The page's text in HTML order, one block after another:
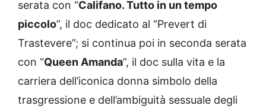
serata con “Califano. Tutto in un tempo
piccolo”, il doc dedicato al “Prevert di
Trastevere”; si continua poi in seconda serata
con “Queen Amanda”, il doc sulla vita e la
carriera dell’iconica donna simbolo della
trasgressione e dell’ambiguità sessuale degli